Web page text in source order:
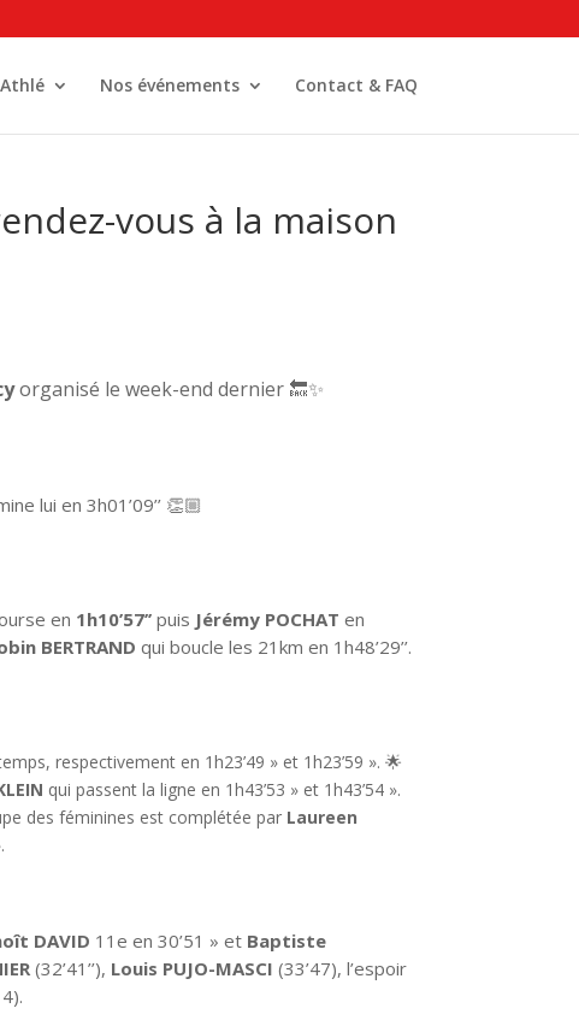
Nos événements Contact & FAQ
vous à la maison
organisé le week-end dernier 🔙✨
lui en 3h01’09’’ 👏🏼
en 1h10’57’’ puis Jérémy POCHAT en
BERTRAND qui boucle les 21km en 1h48’29’’.
respectivement en 1h23’49 » et 1h23’59 ». 🌟
qui passent la ligne en 1h43’53 » et 1h43’54 ».
des féminines est complétée par Laureen
DAVID 11e en 30’51 » et Baptiste
(32’41’’), Louis PUJO-MASCI (33’47), l’espoir